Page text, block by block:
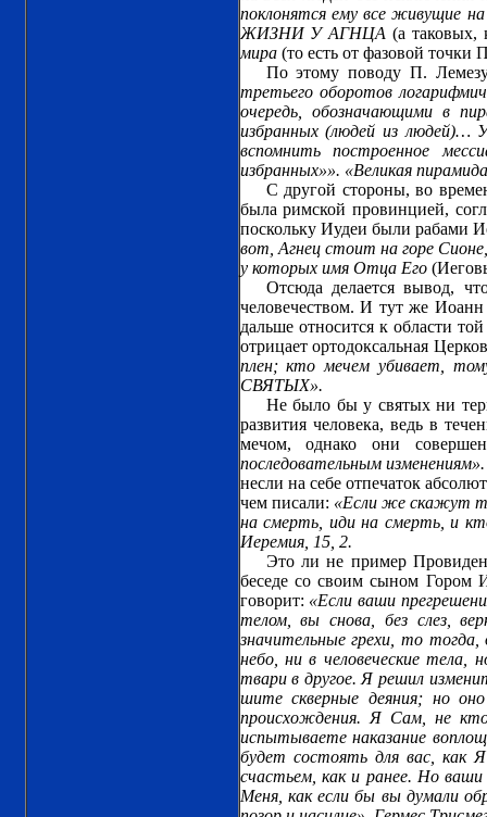
поклонятся ему все живущие на
ЖИЗНИ У АГНЦА (а таковых,
мира(то есть от фазовой
По этому поводу П.
третьего оборотов
очередь, обозначающими в
избранных (людей из людей)…
вспомнить построенное
избранных»». «Великая
С другой стороны, во
была римской провинцией,
поскольку Иудеи были рабами
вот, Агнец стоит на горе
у которых имя Отца Его
Отсюда делается вывод,
человечеством. И тут же
дальше относится к области
отрицает ортодоксальная
плен; кто мечем убивает,
СВЯТЫХ».
Не было бы у святых ни
развития человека, ведь в
мечом, однако они
последовательным
несли на себе отпечаток
чем писали: «Если же скажут
на смерть, иди на смерть, и
Иеремия, 15, 2.
Это ли не пример
беседе со своим сыном Гором
говорит: «Если ваши
телом, вы снова, без слез,
значительные грехи, то
небо, ни в человеческие тела,
твари в другое. Я решил
шите скверные деяния; но
происхождения. Я Сам, не
испытываете наказание
будет состоять для вас, как
счастьем, как и ранее. Но
Меня, как если бы вы думали